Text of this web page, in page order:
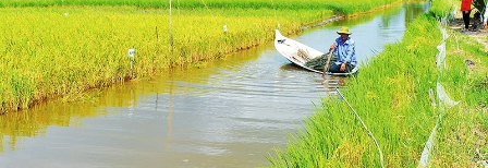
GIÁO DỤC
Y TẾ
KHOA HỌC - CÔNG NGHỆ